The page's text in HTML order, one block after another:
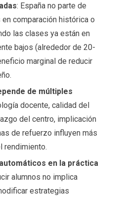
: España no parte de
comparación histórica o
las clases ya están en
bajos (alrededor de 20-
marginal de reducir
de múltiples
docente, calidad del
del centro, implicación
de refuerzo influyen más
rendimiento.
en la práctica
alumnos no implica
estrategias